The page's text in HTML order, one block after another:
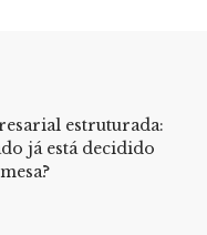
estruturada:
já está decidido